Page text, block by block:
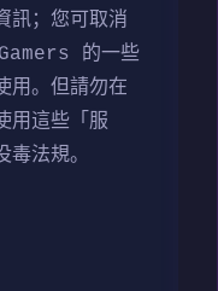
訊；您可取消
的一些
用。但請勿在
用這些「服
法規。